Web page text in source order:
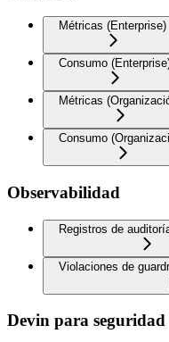
Métricas (Enterprise)
Consumo
Métricas
Consumo
Observabilidad
Registros de
Violaciones de
Devin para seguridad